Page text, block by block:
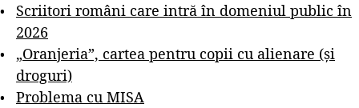
Scriitori români care intră în domeniul public în
2026
„Oranjeria”, cartea pentru copii cu alienare (și
droguri)
Problema cu MISA